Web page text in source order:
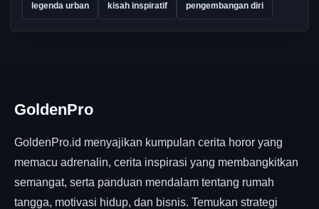
legenda urban kisah inspiratif pengembangan diri
GoldenPro
GoldenPro.id menyajikan kumpulan cerita horor yang
memacu adrenalin, cerita inspirasi yang membangkitkan
semangat, serta panduan mendalam tentang rumah
tangga, motivasi hidup, dan bisnis. Temukan strategi